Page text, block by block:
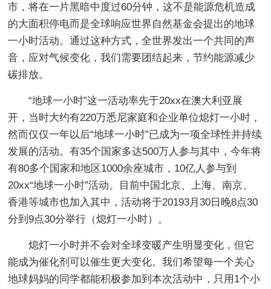
市，将在一片黑暗中度过60分钟，这不是能源危机造成
的大面积停电而是全球响应世界自然基金会提出的地球
一小时活动。通过这种方式，全世界发出一个共同的声
音，应对气候变化，我们需要团结起来，节约能源减少
碳排放。
“地球一小时”这一活动率先于20xx在澳大利亚展
开，当时大约有220万悉尼家庭和企业单位熄灯一小时，
然而仅仅一年以后“地球一小时”已成为一项全球性并持续
发展的活动。有35个国家多达500万人参与其中，今年将
有80多个国家和地区1000余座城市，10亿人参与到
20xx“地球一小时”活动。目前中国北京、上海、南京、
香港等城市也加入其中，活动将于20193月30日晚8点30
分到9点30分举行（熄灯一小时）。
熄灯一小时并不会对全球变暖产生明显变化，但它
能成为催化剂可以催生更大变化。我们希望每一个关心
地球妈妈的同学都能积极参加到本次活动中，只用1个小